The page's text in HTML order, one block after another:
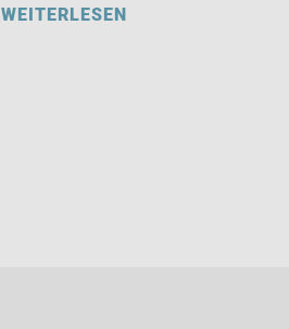
WEITERLESEN